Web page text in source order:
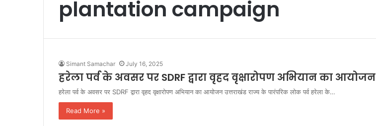
plantation campaign
Simant Samachar July 16, 2025
हरेला पर्व के अवसर पर SDRF द्वारा वृहद वृक्षारोपण अभियान का आयोजन
हरेला पर्व के अवसर पर SDRF द्वारा वृहद वृक्षारोपण अभियान का आयोजन उत्तराखंड राज्य के पारंपरिक लोक पर्व हरेला के…
Read More »